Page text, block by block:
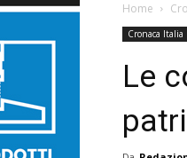
Home
Cronaca Italia
Le